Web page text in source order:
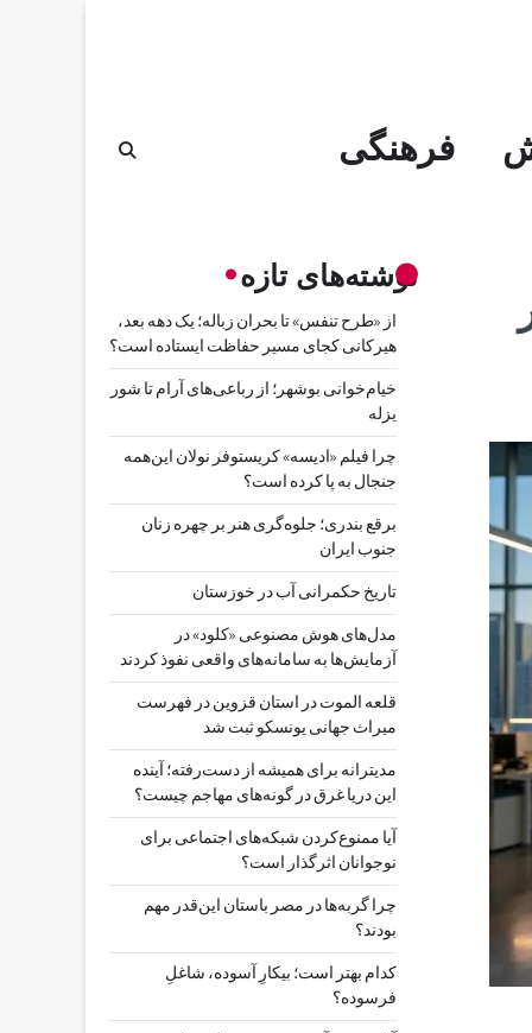
فرهنگی
نوشته‌های تازه
از «طرح تنفس» تا بحران زباله؛ یک دهه بعد،
هیرکانی کجای مسیر حفاظت ایستاده است؟
خیام‌خوانی بوشهر؛ از رباعی‌های آرام تا شور
یزله
چرا فیلم «ادیسه» کریستوفر نولان این‌همه
جنجال به پا کرده است؟
برقع بندری؛ جلوه‌گری هنر بر چهره زنان
جنوب ایران
تاریخ حکمرانی آب در خوزستان
مدل‌های هوش مصنوعی «کلود» در
آزمایش‌ها به سامانه‌های واقعی نفوذ کردند
قلعه الموت در استان قزوین در فهرست
میراث جهانی یونسکو ثبت شد
مدیترانه برای همیشه از دست‌رفته؛ آینده
این دریا غرق در گونه‌های مهاجم چیست؟
آیا ممنوع‌کردن شبکه‌های اجتماعی برای
نوجوانان اثرگذار است؟
چرا گربه‌ها در مصر باستان این‌قدر مهم
بودند؟
کدام بهتر است؛ بیکارِ آسوده، شاغلِ
فرسوده؟